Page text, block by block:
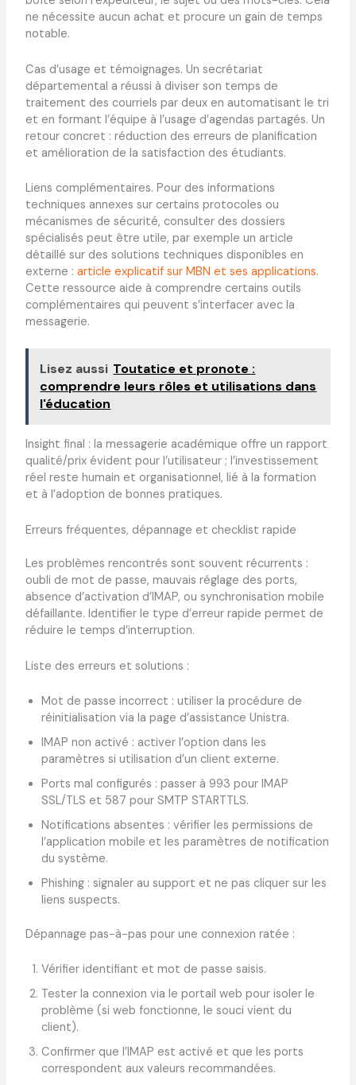
ne nécessite aucun achat et procure un gain de temps
notable.
Cas d’usage et témoignages. Un secrétariat
départemental a réussi à diviser son temps de
traitement des courriels par deux en automatisant le tri
et en formant l’équipe à l’usage d’agendas partagés. Un
retour concret : réduction des erreurs de planification
et amélioration de la satisfaction des étudiants.
Liens complémentaires. Pour des informations
techniques annexes sur certains protocoles ou
mécanismes de sécurité, consulter des dossiers
spécialisés peut être utile, par exemple un article
détaillé sur des solutions techniques disponibles en
externe : article explicatif sur MBN et ses applications.
Cette ressource aide à comprendre certains outils
complémentaires qui peuvent s’interfacer avec la
messagerie.
Lisez aussi Toutatice et pronote :
comprendre leurs rôles et utilisations dans
l'éducation
Insight final : la messagerie académique offre un rapport
qualité/prix évident pour l’utilisateur ; l’investissement
réel reste humain et organisationnel, lié à la formation
et à l’adoption de bonnes pratiques.
Erreurs fréquentes, dépannage et checklist rapide
Les problèmes rencontrés sont souvent récurrents :
oubli de mot de passe, mauvais réglage des ports,
absence d’activation d’IMAP, ou synchronisation mobile
défaillante. Identifier le type d’erreur rapide permet de
réduire le temps d’interruption.
Liste des erreurs et solutions :
Mot de passe incorrect : utiliser la procédure de
réinitialisation via la page d’assistance Unistra.
IMAP non activé : activer l’option dans les
paramètres si utilisation d’un client externe.
Ports mal configurés : passer à 993 pour IMAP
SSL/TLS et 587 pour SMTP STARTTLS.
Notifications absentes : vérifier les permissions de
l’application mobile et les paramètres de notification
du système.
Phishing : signaler au support et ne pas cliquer sur les
liens suspects.
Dépannage pas-à-pas pour une connexion ratée :
Vérifier identifiant et mot de passe saisis.
Tester la connexion via le portail web pour isoler le
problème (si web fonctionne, le souci vient du
client).
Confirmer que l’IMAP est activé et que les ports
correspondent aux valeurs recommandées.